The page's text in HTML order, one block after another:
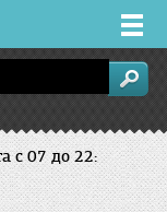
с 07 до 22: